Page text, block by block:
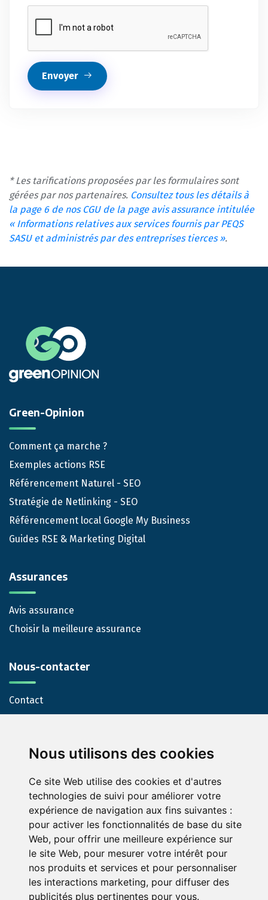
Nous utilisons des cookies
Ce site Web utilise des cookies et d'autres
technologies de suivi pour améliorer votre
expérience de navigation aux fins suivantes :
pour activer les fonctionnalités de base du site
Web, pour offrir une meilleure expérience sur
le site Web, pour mesurer votre intérêt pour
nos produits et services et pour personnaliser
les interactions marketing, pour diffuser des
publicités plus pertinentes pour vous.
Envoyer
* Les tarifications proposées par les formulaires sont
gérées par nos partenaires. Consultez tous les détails à
la page 6 de nos CGU de la page avis assurance intitulée
« Informations relatives aux services fournis par PEQS
SASU et administrés par des entreprises tierces ».
Green-Opinion
Comment ça marche ?
Exemples actions RSE
Référencement Naturel - SEO
Stratégie de Netlinking - SEO
Référencement local Google My Business
Guides RSE & Marketing Digital
Assurances
Avis assurance
Choisir la meilleure assurance
Nous-contacter
Contact
© Green-Opinion — Toute reproduction est interdite
Mentions légales
Conditions générales de services
Conditions générales d'utilisation pour les professionnels
abonnés au service Green Opinion
Conditions générales d'utilisation de la page avis assurance